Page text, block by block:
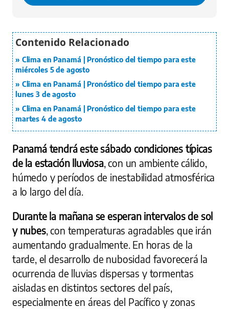
Clima en Panamá | Pronóstico del tiempo para este
miércoles 5 de agosto
Clima en Panamá | Pronóstico del tiempo para este
lunes 3 de agosto
Clima en Panamá | Pronóstico del tiempo para este
martes 4 de agosto
Panamá tendrá este sábado condiciones típicas
de la estación lluviosa, con un ambiente cálido,
húmedo y períodos de inestabilidad atmosférica
a lo largo del día.
Durante la mañana se esperan intervalos de sol
y nubes, con temperaturas agradables que irán
aumentando gradualmente. En horas de la
tarde, el desarrollo de nubosidad favorecerá la
ocurrencia de lluvias dispersas y tormentas
aisladas en distintos sectores del país,
especialmente en áreas del Pacífico y zonas